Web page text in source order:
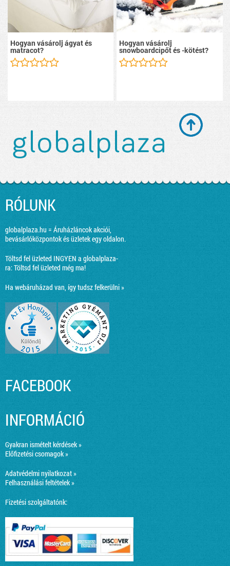
Hogyan vásárolj ágyat és
matracot?
Hogyan vásárolj
snowboardcipőt és -kötést?
RÓLUNK
globalplaza.hu = Áruházláncok akciói,
bevásárlóközpontok és üzletek egy oldalon.
Töltsd fel üzleted INGYEN a globalplaza-
ra:Töltsd fel üzleted még ma!
Ha webáruházad van, így tudsz felkerülni »
FACEBOOK
INFORMÁCIÓ
Gyakran ismételt kérdések »
Előfizetési csomagok »
Adatvédelmi nyilatkozat »
Felhasználási feltételek »
Fizetési szolgáltatónk: